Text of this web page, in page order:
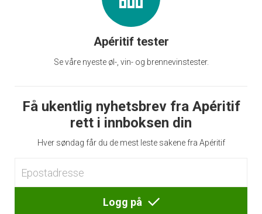
Apéritif tester
Se våre nyeste øl-, vin- og brennevinstester.
Få ukentlig nyhetsbrev fra Apéritif
rett i innboksen din
Hver søndag får du de mest leste sakene fra Apéritif
Logg på